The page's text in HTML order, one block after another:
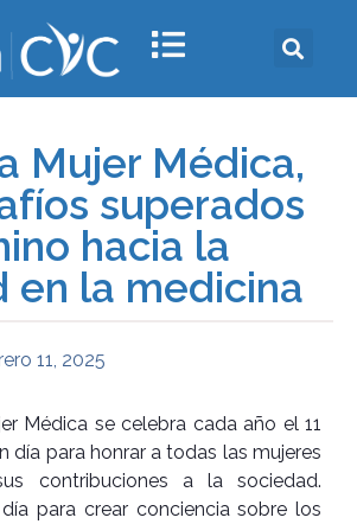
Mujer Médica,
superados
hacia la
en la medicina
11, 2025
Médica se celebra cada año el 11
día para honrar a todas las mujeres
contribuciones a la sociedad.
para crear conciencia sobre los